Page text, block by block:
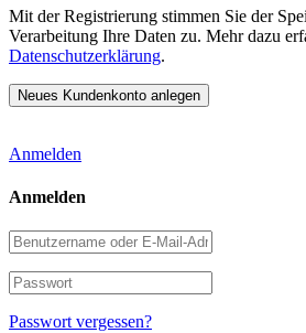
Mit der Registrierung stimmen Sie der
Verarbeitung Ihre Daten zu. Mehr dazu
Datenschutzerklärung.
Anmelden
Anmelden
Benutzername
oder
E-
Mail-
Adresse
Passwort
Passwort vergessen?